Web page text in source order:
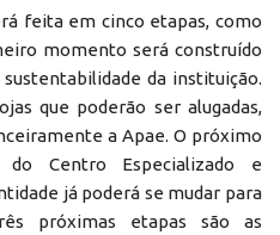
feita em cinco etapas, como
momento será construído
da instituição.
que poderão ser alugadas,
a Apae. O próximo
Centro Especializado e
já poderá se mudar para
próximas etapas são as